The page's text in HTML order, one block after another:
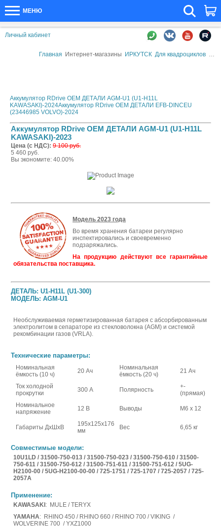
МЕНЮ
Личный кабинет
Главная Интернет-магазины ИРКУТСК Для квадроциклов
Аккумулятор RDrive OEM ДЕТАЛИ AGM-U1 (U1-H11L
KAWASAKI)-2024Аккумулятор RDrive OEM ДЕТАЛИ EFB-DINCEU
(23446985 VOLVO)-2024
Аккумулятор RDrive OEM ДЕТАЛИ AGM-U1 (U1-H11L
KAWASAKI)-2023
Цена (с НДС): 9 100 руб.
5 460 руб.
Вы экономите: 40.00%
Модель 2023 года
Во время хранения батареи регулярно
инспектировались и своевременно
подзаряжались.
На продукцию действуют все гарантийные
обязательства поставщика.
ДЕТАЛЬ: U1-H11L (U1-300)
МОДЕЛЬ: AGM-U1
Необслуживаемая герметизированная батарея с абсорбированным
электролитом в сепараторе из стекловолокна (AGM) и системой
рекомбинации газов (VRLA).
Технические параметры:
Номинальная
ёмкость (10 ч)
20 Ач
Номинальная
ёмкость (20 ч)
21 Ач
Ток холодной
прокрутки
300 А Полярность
+-
(прямая)
Номинальное
напряжение
12 В Выводы М6 х 12
Габариты ДхШхВ
195x125x176
мм
Вес 6,65 кг
Совместимые модели:
10U1LD / 31500-750-013 / 31500-750-023 / 31500-750-610 / 31500-
750-611 / 31500-750-612 / 31500-751-611 / 31500-751-612 / 5UG-
H2100-00 / 5UG-H2100-00-00 / 725-1751 / 725-1707 / 725-2057 / 725-
2057A
Применение:
KAWASAKI : MULE / TERYX
YAMAHA: RHINO 450 / RHINO 660 / RHINO 700 / VIKING /
WOLVERINE 700 / YXZ1000